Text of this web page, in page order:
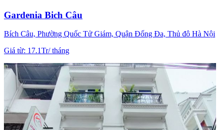
Gardenia Bich Câu
Bích Câu, Phường Quốc Tử Giám, Quận Đống Đa, Thủ đô Hà Nội
Giá từ: 17.1Tr/tháng